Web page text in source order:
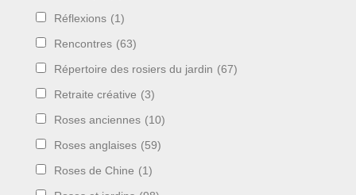
Réflexions (1)
Rencontres (63)
Répertoire des rosiers du jardin (67)
Retraite créative (3)
Roses anciennes (10)
Roses anglaises (59)
Roses de Chine (1)